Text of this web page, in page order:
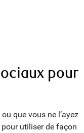
pour
que vous ne l’ayez
utiliser de façon